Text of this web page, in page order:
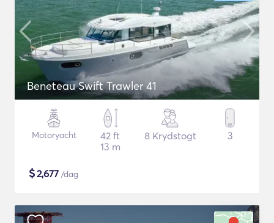
Beneteau Swift Trawler 41
Motoryacht
42 ft
13 m
8 Krydstogt 3
$2,677 /dag